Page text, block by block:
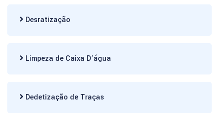
Desratização
Limpeza de Caixa D’água
Dedetização de Traças